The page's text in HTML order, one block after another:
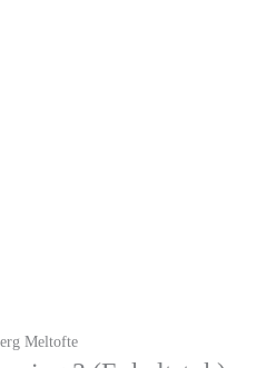
Meltofte